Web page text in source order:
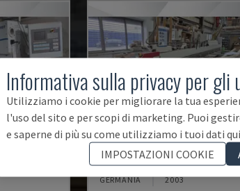
AVM/K/I/G80/822/S3R3L20
IMA - BORDATRICE
GERMANIA 2003
Informativa sulla privacy per gli
Utilizziamo i cookie per migliorare la tua
l'uso del sito e per scopi di marketing. Puoi
e saperne di più su come utilizziamo i tuoi dati
IMPOSTAZIONI COOKIE